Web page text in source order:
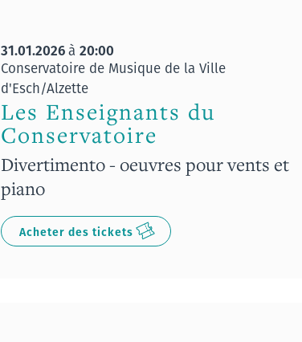
31.01.2026à 20:00
Conservatoire de Musique de la Ville
d'Esch/Alzette
Les Enseignants du
Conservatoire
Divertimento - oeuvres pour vents et
piano
Acheter des tickets